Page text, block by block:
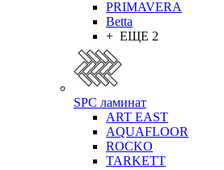
PRIMAVERA
Betta
+ ЕЩЕ 2
SPC ламинат
ART EAST
AQUAFLOOR
ROCKO
TARKETT